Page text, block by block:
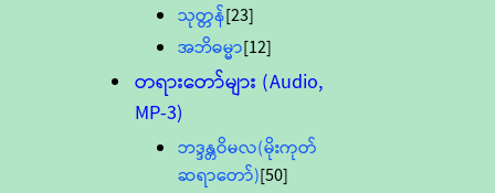
သုတ္တန်[23]
အဘိဓမ္မာ[12]
တရားတော်များ (Audio,
MP-3)
ဘဒ္ဒန္တဝိမလ(မိုးကုတ်
ဆရာတော်)[50]